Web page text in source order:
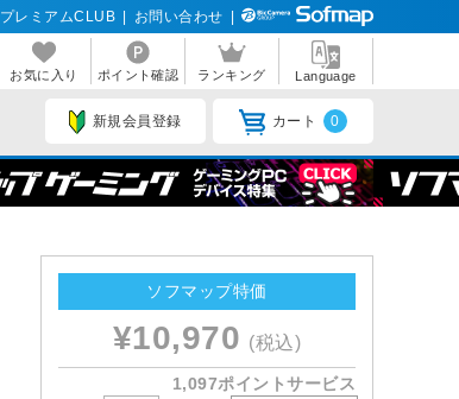
プレミアムCLUB お問い合わせ
お気に入り ポイント確認 ランキング Language
新規会員登録 カート 0
ソフマップ特価
¥10,970 (税込)
1,097ポイントサービス